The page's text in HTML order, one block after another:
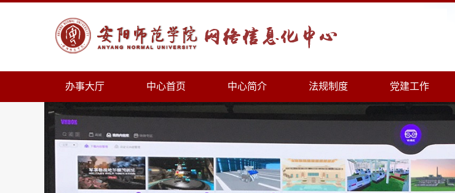
办事大厅 中心首页 中心简介 法规制度 党建工作